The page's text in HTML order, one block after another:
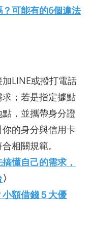
可能有的6個違法
LINE或撥打電話
；若是指定據點
，並攜帶身分證
的身分與信用卡
相關規範。
懂自己的需求，
〉
額借錢５大優